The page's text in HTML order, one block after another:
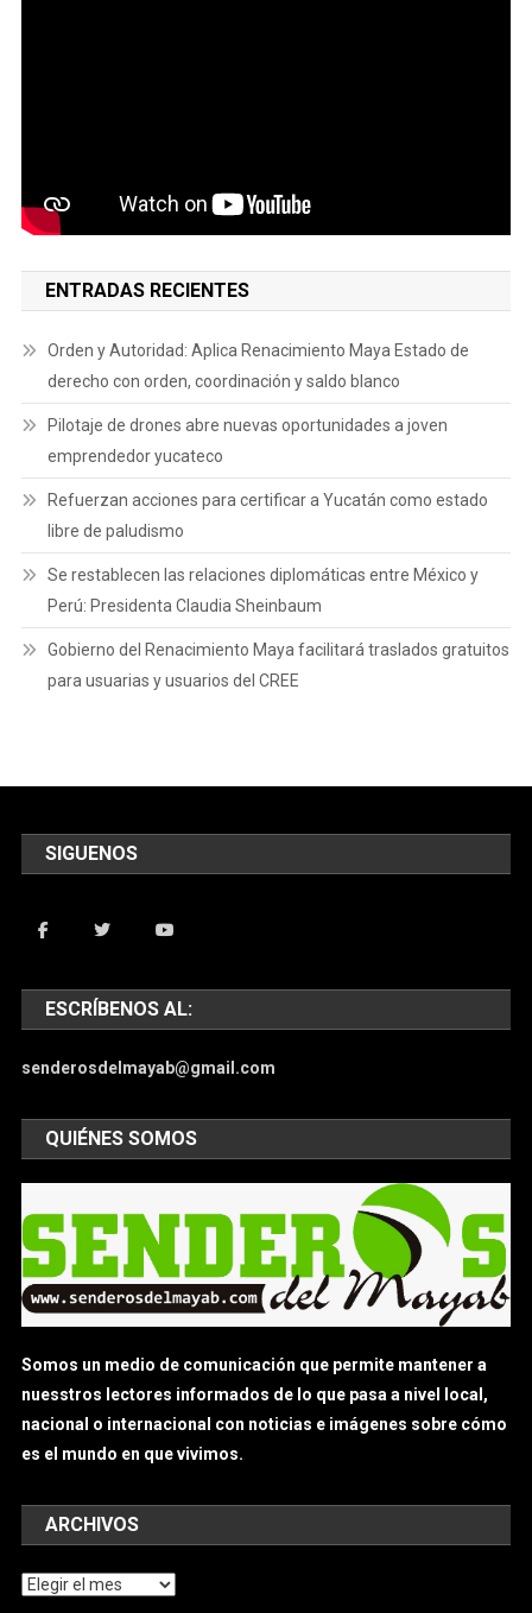
ENTRADAS RECIENTES
Orden y Autoridad: Aplica Renacimiento Maya Estado de
derecho con orden, coordinación y saldo blanco
Pilotaje de drones abre nuevas oportunidades a joven
emprendedor yucateco
Refuerzan acciones para certificar a Yucatán como estado
libre de paludismo
Se restablecen las relaciones diplomáticas entre México y
Perú: Presidenta Claudia Sheinbaum
Gobierno del Renacimiento Maya facilitará traslados gratuitos
para usuarias y usuarios del CREE
SIGUENOS
ESCRÍBENOS AL:
senderosdelmayab@gmail.com
QUIÉNES SOMOS
Somos un medio de comunicación que permite mantener a
nuesstros lectores informados de lo que pasa a nivel local,
nacional o internacional con noticias e imágenes sobre cómo
es el mundo en que vivimos.
ARCHIVOS
Archivos